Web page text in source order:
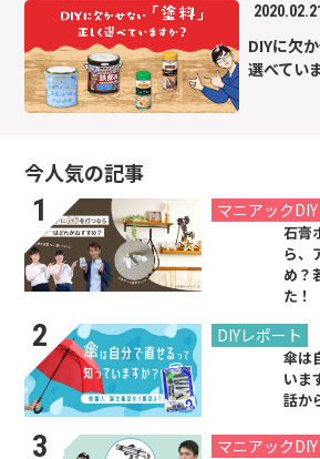
2020.02.21
DIYに欠
選べてい
今人気の記事
2021.07.26
マニアックDIY
石膏
ら、
め？
た！
2024.06.21
DIYレポート
傘は
いま
話か
2019.08.31
マニアックDIY